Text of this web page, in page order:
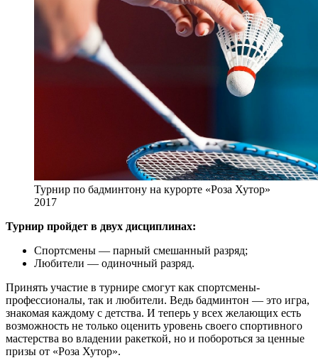
Турнир по бадминтону на курорте «Роза Хутор»
2017
Турнир пройдет в двух дисциплинах:
Спортсмены — парный смешанный разряд;
Любители — одиночный разряд.
Принять участие в турнире смогут как спортсмены-
профессионалы, так и любители. Ведь бадминтон — это игра,
знакомая каждому с детства. И теперь у всех желающих есть
возможность не только оценить уровень своего спортивного
мастерства во владении ракеткой, но и побороться за ценные
призы от «Роза Хутор».